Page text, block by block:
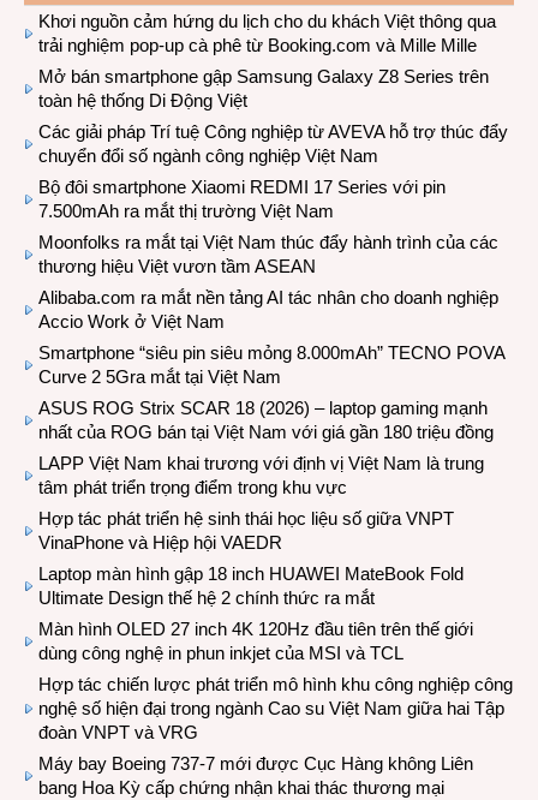
Khơi nguồn cảm hứng du lịch cho du khách Việt thông qua
trải nghiệm pop-up cà phê từ Booking.com và Mille Mille
Mở bán smartphone gập Samsung Galaxy Z8 Series trên
toàn hệ thống Di Động Việt
Các giải pháp Trí tuệ Công nghiệp từ AVEVA hỗ trợ thúc đẩy
chuyển đổi số ngành công nghiệp Việt Nam
Bộ đôi smartphone Xiaomi REDMI 17 Series với pin
7.500mAh ra mắt thị trường Việt Nam
Moonfolks ra mắt tại Việt Nam thúc đẩy hành trình của các
thương hiệu Việt vươn tầm ASEAN
Alibaba.com ra mắt nền tảng AI tác nhân cho doanh nghiệp
Accio Work ở Việt Nam
Smartphone “siêu pin siêu mỏng 8.000mAh” TECNO POVA
Curve 2 5Gra mắt tại Việt Nam
ASUS ROG Strix SCAR 18 (2026) – laptop gaming mạnh
nhất của ROG bán tại Việt Nam với giá gần 180 triệu đồng
LAPP Việt Nam khai trương với định vị Việt Nam là trung
tâm phát triển trọng điểm trong khu vực
Hợp tác phát triển hệ sinh thái học liệu số giữa VNPT
VinaPhone và Hiệp hội VAEDR
Laptop màn hình gập 18 inch HUAWEI MateBook Fold
Ultimate Design thế hệ 2 chính thức ra mắt
Màn hình OLED 27 inch 4K 120Hz đầu tiên trên thế giới
dùng công nghệ in phun inkjet của MSI và TCL
Hợp tác chiến lược phát triển mô hình khu công nghiệp công
nghệ số hiện đại trong ngành Cao su Việt Nam giữa hai Tập
đoàn VNPT và VRG
Máy bay Boeing 737-7 mới được Cục Hàng không Liên
bang Hoa Kỳ cấp chứng nhận khai thác thương mại